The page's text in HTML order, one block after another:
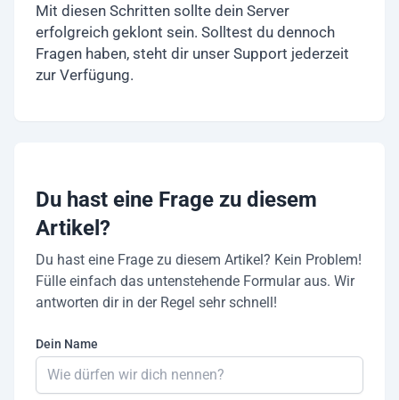
Mit diesen Schritten sollte dein Server
erfolgreich geklont sein. Solltest du dennoch
Fragen haben, steht dir unser Support jederzeit
zur Verfügung.
Du hast eine Frage zu diesem
Artikel?
Du hast eine Frage zu diesem Artikel? Kein Problem!
Fülle einfach das untenstehende Formular aus. Wir
antworten dir in der Regel sehr schnell!
Dein Name